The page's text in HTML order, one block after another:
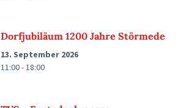
Dorfjubiläum 1200 Jahre Störmede
13. September 2026
11:00 - 18:00